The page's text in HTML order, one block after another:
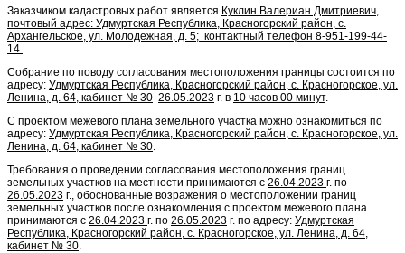
Заказчиком кадастровых работ является Куклин Валериан Дмитриевич,
почтовый адрес: Удмуртская Республика, Красногорский район, с.
Архангельское, ул. Молодежная, д. 5; контактный телефон 8-951-199-44-
14.
Собрание по поводу согласования местоположения границы состоится по
адресу: Удмуртская Республика, Красногорский район, с. Красногорское, ул.
Ленина, д. 64, кабинет № 30 26.05.2023 г. в 10 часов 00 минут.
С проектом межевого плана земельного участка можно ознакомиться по
адресу: Удмуртская Республика, Красногорский район, с. Красногорское, ул.
Ленина, д. 64, кабинет № 30.
Требования о проведении согласования местоположения границ
земельных участков на местности принимаются с 26.04.2023 г. по
26.05.2023 г., обоснованные возражения о местоположении границ
земельных участков после ознакомления с проектом межевого плана
принимаются с 26.04.2023 г. по 26.05.2023 г. по адресу: Удмуртская
Республика, Красногорский район, с. Красногорское, ул. Ленина, д. 64,
кабинет № 30.